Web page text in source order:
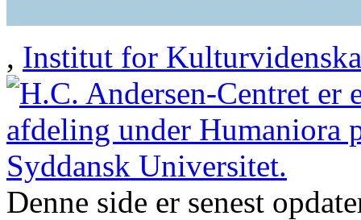
, Institut for
Denne side er senest